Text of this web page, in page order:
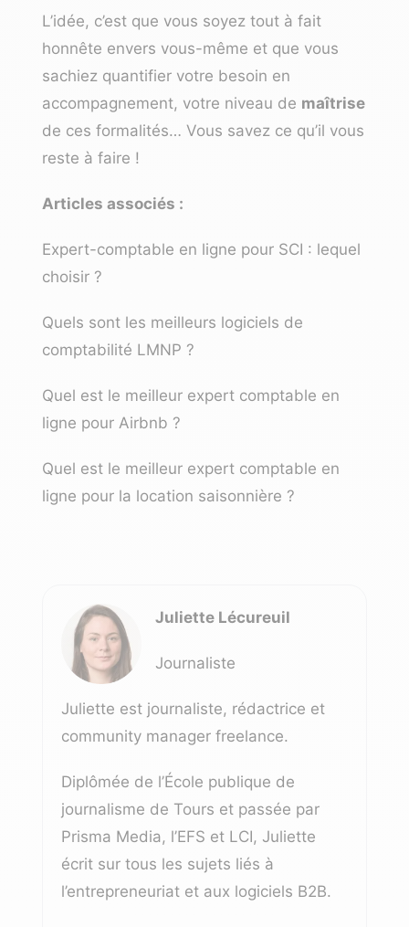
L’idée, c’est que vous soyez tout à fait
honnête envers vous-même et que vous
sachiez quantifier votre besoin en
accompagnement, votre niveau de maîtrise
de ces formalités… Vous savez ce qu’il vous
reste à faire !
Articles associés :
Expert-comptable en ligne pour SCI : lequel
choisir ?
Quels sont les meilleurs logiciels de
comptabilité LMNP ?
Quel est le meilleur expert comptable en
ligne pour Airbnb ?
Quel est le meilleur expert comptable en
ligne pour la location saisonnière ?
Juliette Lécureuil
Journaliste
Juliette est journaliste, rédactrice et
community manager freelance.
Diplômée de l’École publique de
journalisme de Tours et passée par
Prisma Media, l’EFS et LCI, Juliette
écrit sur tous les sujets liés à
l’entrepreneuriat et aux logiciels B2B.